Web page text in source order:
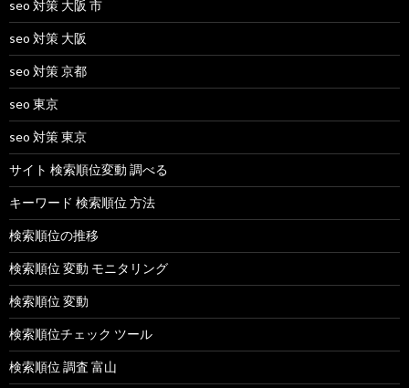
seo 対策 大阪 市
seo 対策 大阪
seo 対策 京都
seo 東京
seo 対策 東京
サイト 検索順位変動 調べる
キーワード 検索順位 方法
検索順位の推移
検索順位 変動 モニタリング
検索順位 変動
検索順位チェック ツール
検索順位 調査 富山